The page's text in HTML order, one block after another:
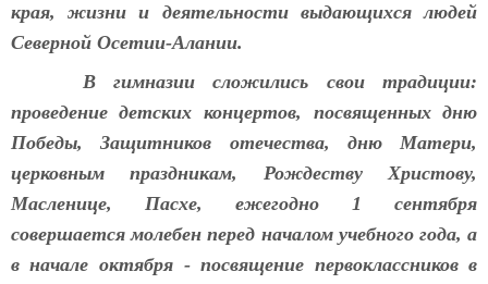
края, жизни и деятельности выдающихся людей
Северной Осетии-Алании.
В гимназии сложились свои традиции:
проведение детских концертов, посвященных дню
Победы, Защитников отечества, дню Матери,
церковным праздникам, Рождеству Христову,
Масленице, Пасхе, ежегодно 1 сентября
совершается молебен перед началом учебного года, а
в начале октября - посвящение первоклассников в